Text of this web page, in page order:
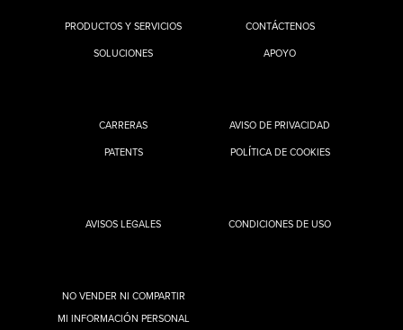
PRODUCTOS Y SERVICIOS
SOLUCIONES
CONTÁCTENOS
APOYO
CARRERAS
PATENTS
AVISO DE PRIVACIDAD
POLÍTICA DE COOKIES
AVISOS LEGALES CONDICIONES DE USO
NO VENDER NI COMPARTIR
MI INFORMACIÓN PERSONAL